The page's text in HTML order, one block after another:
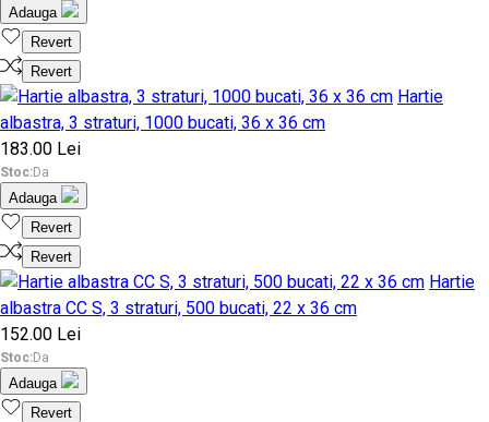
Adauga
Revert
Revert
Hartie
albastra, 3 straturi, 1000 bucati, 36 x 36 cm
183.00 Lei
Stoc:Da
Adauga
Revert
Revert
Hartie
albastra CC S, 3 straturi, 500 bucati, 22 x 36 cm
152.00 Lei
Stoc:Da
Adauga
Revert